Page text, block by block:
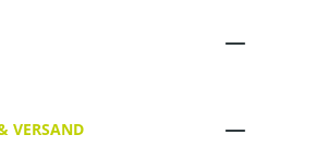
VERSAND